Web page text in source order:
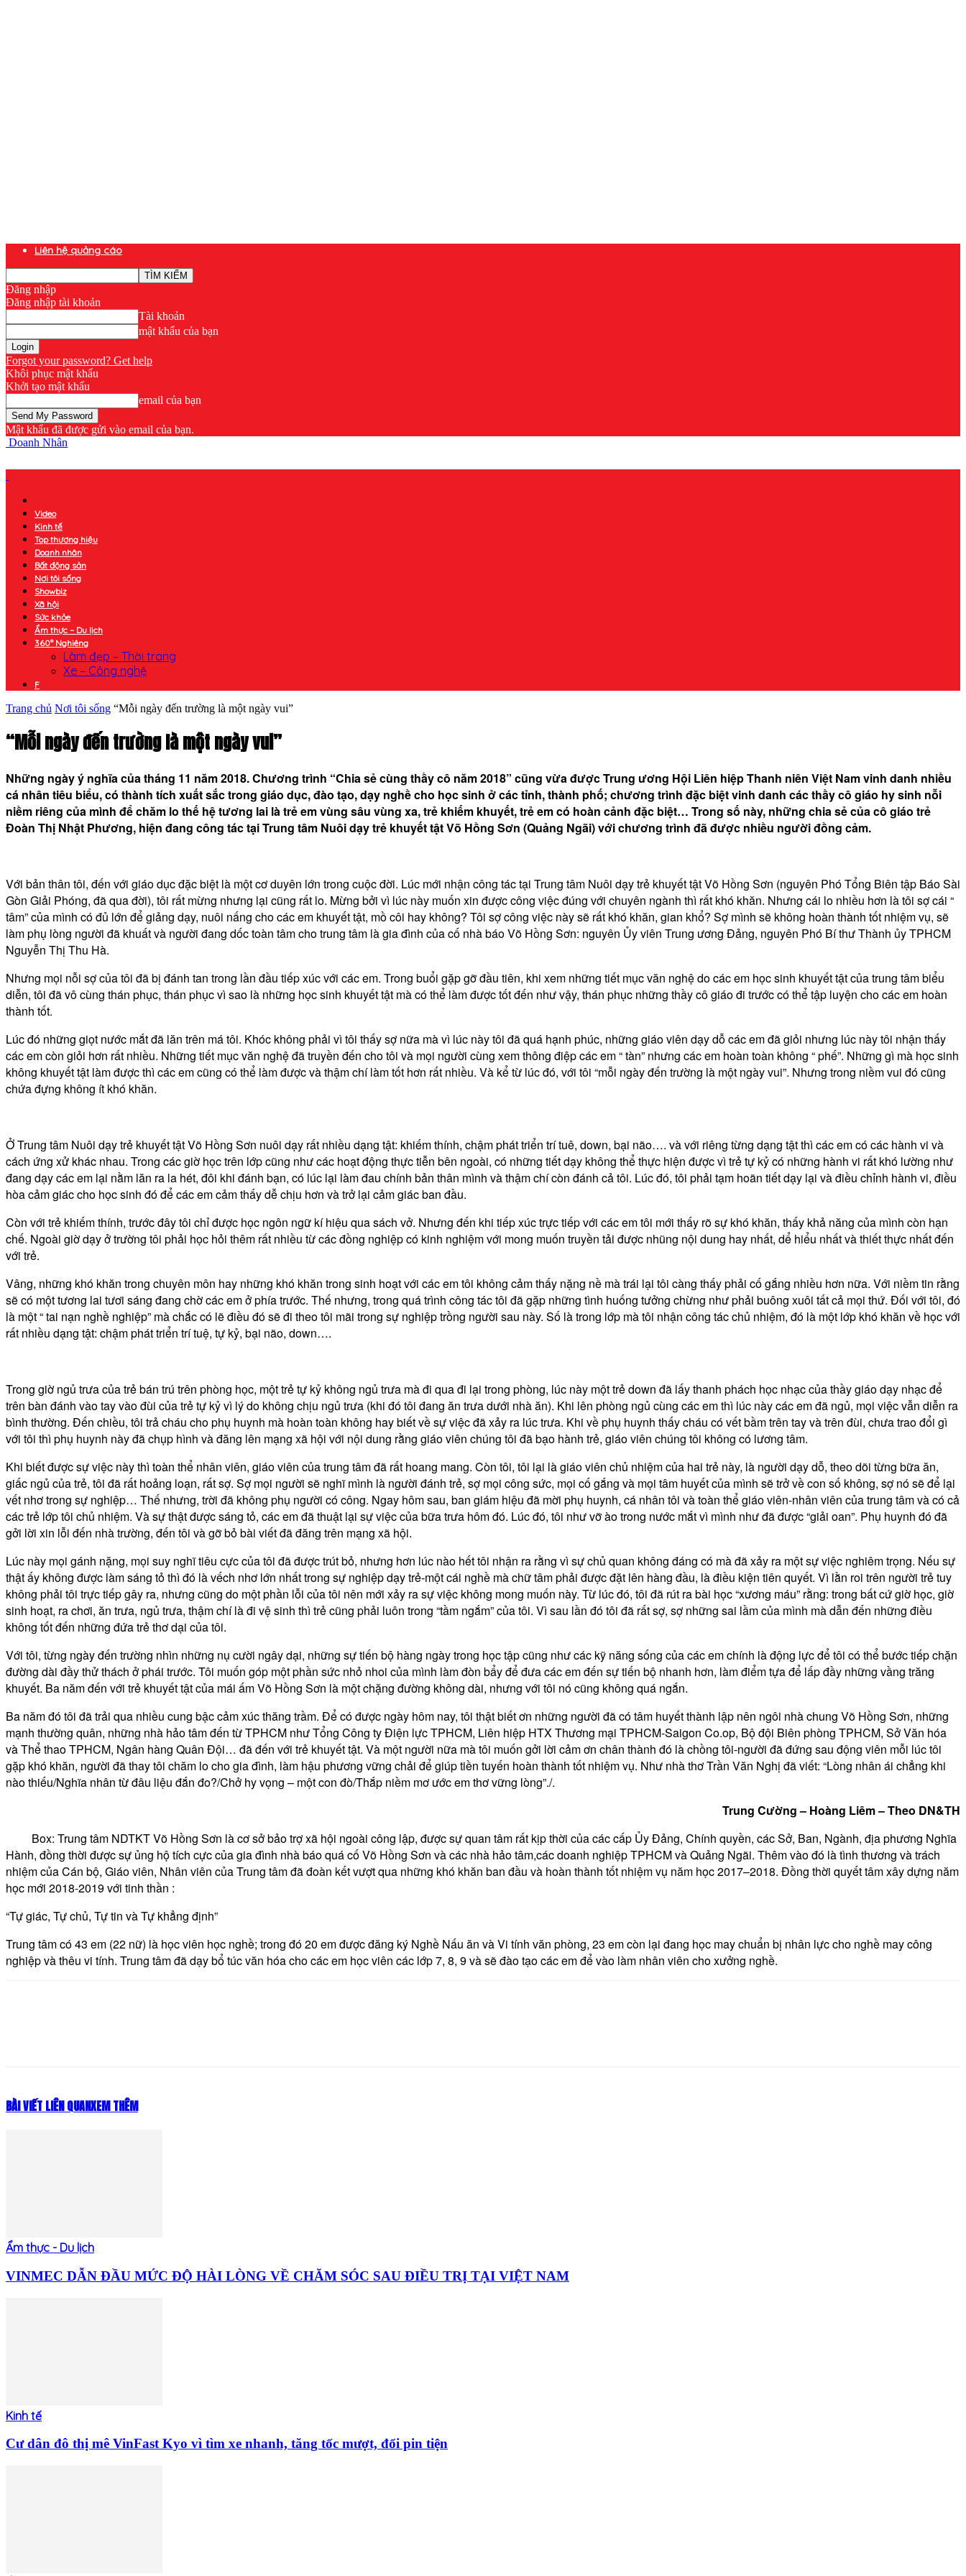
Liên hệ quảng cáo
Đăng nhập
Đăng nhập tài khoản
Tài khoản
mật khẩu của bạn
Forgot your password? Get help
Khôi phục mật khẩu
Khởi tạo mật khẩu
email của bạn
Mật khẩu đã được gửi vào email của bạn.
Doanh Nhân
Video
Kinh tế
Top thương hiệu
Doanh nhân
Bất động sản
Nơi tôi sống
Showbiz
Xã hội
Sức khỏe
Ẩm thực – Du lịch
360° Nghiêng
Làm đẹp – Thời trang
Xe – Công nghệ
F
Trang chủ Nơi tôi sống “Mỗi ngày đến trường là một ngày vui”
“Mỗi ngày đến trường là một ngày vui”
Những ngày ý nghĩa của tháng 11 năm 2018. Chương trình “Chia sẻ cùng thầy cô năm 2018” cũng vừa được Trung ương Hội Liên hiệp Thanh niên Việt Nam vinh danh nhiều
cá nhân tiêu biểu, có thành tích xuất sắc trong giáo dục, đào tạo, dạy nghề cho học sinh ở các tỉnh, thành phố; chương trình đặc biệt vinh danh các thầy cô giáo hy sinh nỗi
niềm riêng của mình để chăm lo thế hệ tương lai là trẻ em vùng sâu vùng xa, trẻ khiếm khuyết, trẻ em có hoàn cảnh đặc biệt… Trong số này, những chia sẻ của cô giáo trẻ
Đoàn Thị Nhật Phương, hiện đang công tác tại Trung tâm Nuôi dạy trẻ khuyết tật Võ Hồng Sơn (Quảng Ngãi) với chương trình đã được nhiều người đồng cảm.
Với bản thân tôi, đến với giáo dục đặc biệt là một cơ duyên lớn trong cuộc đời. Lúc mới nhận công tác tại Trung tâm Nuôi dạy trẻ khuyết tật Võ Hồng Sơn (nguyên Phó Tổng Biên tập Báo Sài
Gòn Giải Phóng, đã qua đời), tôi rất mừng nhưng lại cũng rất lo. Mừng bởi vì lúc này muốn xin được công việc đúng với chuyên ngành thì rất khó khăn. Nhưng cái lo nhiều hơn là tôi sợ cái “
tâm” của mình có đủ lớn để giảng dạy, nuôi nấng cho các em khuyết tật, mồ côi hay không? Tôi sợ công việc này sẽ rất khó khăn, gian khổ? Sợ mình sẽ không hoàn thành tốt nhiệm vụ, sẽ
làm phụ lòng người đã khuất và người đang dốc toàn tâm cho trung tâm là gia đình của cố nhà báo Võ Hồng Sơn: nguyên Ủy viên Trung ương Đảng, nguyên Phó Bí thư Thành ủy TPHCM
Nguyễn Thị Thu Hà.
Nhưng mọi nỗi sợ của tôi đã bị đánh tan trong lần đầu tiếp xúc với các em. Trong buổi gặp gỡ đầu tiên, khi xem những tiết mục văn nghệ do các em học sinh khuyết tật của trung tâm biểu
diễn, tôi đã vô cùng thán phục, thán phục vì sao là những học sinh khuyết tật mà có thể làm được tốt đến như vậy, thán phục những thầy cô giáo đi trước có thể tập luyện cho các em hoàn
thành tốt.
Lúc đó những giọt nước mắt đã lăn trên má tôi. Khóc không phải vì tôi thấy sợ nữa mà vì lúc này tôi đã quá hạnh phúc, những giáo viên dạy dỗ các em đã giỏi nhưng lúc này tôi nhận thấy
các em còn giỏi hơn rất nhiều. Những tiết mục văn nghệ đã truyền đến cho tôi và mọi người cùng xem thông điệp các em “ tàn” nhưng các em hoàn toàn không “ phế”. Những gì mà học sinh
không khuyết tật làm được thì các em cũng có thể làm được và thậm chí làm tốt hơn rất nhiều. Và kể từ lúc đó, với tôi “mỗi ngày đến trường là một ngày vui”. Nhưng trong niềm vui đó cũng
chứa đựng không ít khó khăn.
Ở Trung tâm Nuôi dạy trẻ khuyết tật Võ Hồng Sơn nuôi dạy rất nhiều dạng tật: khiếm thính, chậm phát triển trí tuê, down, bại não…. và với riêng từng dạng tật thì các em có các hành vi và
cách ứng xử khác nhau. Trong các giờ học trên lớp cũng như các hoạt động thực tiễn bên ngoài, có những tiết dạy không thể thực hiện được vì trẻ tự kỷ có những hành vi rất khó lường như
đang dạy các em lại nằm lăn ra la hét, đôi khi đánh bạn, có lúc lại làm đau chính bản thân mình và thậm chí còn đánh cả tôi. Lúc đó, tôi phải tạm hoãn tiết dạy lại và điều chỉnh hành vi, điều
hòa cảm giác cho học sinh đó để các em cảm thấy dễ chịu hơn và trở lại cảm giác ban đầu.
Còn với trẻ khiếm thính, trước đây tôi chỉ được học ngôn ngữ kí hiệu qua sách vở. Nhưng đến khi tiếp xúc trực tiếp với các em tôi mới thấy rõ sự khó khăn, thấy khả năng của mình còn hạn
chế. Ngoài giờ dạy ở trường tôi phải học hỏi thêm rất nhiều từ các đồng nghiệp có kinh nghiệm với mong muốn truyền tải được nhũng nội dung hay nhất, dể hiểu nhất và thiết thực nhất đến
với trẻ.
Vâng, những khó khăn trong chuyên môn hay những khó khăn trong sinh hoạt với các em tôi không cảm thấy nặng nề mà trái lại tôi càng thấy phải cố gắng nhiều hơn nữa. Với niềm tin rằng
sẽ có một tương lai tươi sáng đang chờ các em ở phía trước. Thế nhưng, trong quá trình công tác tôi đã gặp những tình huống tưởng chừng như phải buông xuôi tất cả mọi thứ. Đối với tôi, đó
là một “ tai nạn nghề nghiệp” mà chắc có lẽ điều đó sẽ đi theo tôi mãi trong sự nghiệp trồng người sau này. Số là trong lớp mà tôi nhận công tác chủ nhiệm, đó là một lớp khó khăn về học với
rất nhiều dạng tật: chậm phát triển trí tuệ, tự kỷ, bại não, down….
Trong giờ ngủ trưa của trẻ bán trú trên phòng học, một trẻ tự kỷ không ngủ trưa mà đi qua đi lại trong phòng, lúc này một trẻ down đã lấy thanh phách học nhạc của thầy giáo dạy nhạc để
trên bàn đánh vào tay vào đùi của trẻ tự kỷ vì lý do không chịu ngủ trưa (khi đó tôi đang ăn trưa dưới nhà ăn). Khi lên phòng ngủ cùng các em thì lúc này các em đã ngủ, mọi việc vẫn diễn ra
bình thường. Đến chiều, tôi trả cháu cho phụ huynh mà hoàn toàn không hay biết về sự việc đã xảy ra lúc trưa. Khi về phụ huynh thấy cháu có vết bầm trên tay và trên đùi, chưa trao đổi gì
với tôi thì phụ huynh này đã chụp hình và đăng lên mạng xã hội với nội dung rằng giáo viên chúng tôi đã bạo hành trẻ, giáo viên chúng tôi không có lương tâm.
Khi biết được sự việc này thì toàn thể nhân viên, giáo viên của trung tâm đã rất hoang mang. Còn tôi, tôi lại là giáo viên chủ nhiệm của hai trẻ này, là người dạy dỗ, theo dõi từng bữa ăn,
giấc ngủ của trẻ, tôi đã rất hoảng loạn, rất sợ. Sợ mọi người sẽ nghĩ mình là người đánh trẻ, sợ mọi công sức, mọi cố gắng và mọi tâm huyết của mình sẽ trở về con số không, sợ nó sẽ để lại
vết nhơ trong sự nghiệp… Thế nhưng, trời đã không phụ người có công. Ngay hôm sau, ban giám hiệu đã mời phụ huynh, cá nhân tôi và toàn thể giáo viên-nhân viên của trung tâm và có cả
các trẻ lớp tôi chủ nhiệm. Và sự thật được sáng tỏ, các em đã thuật lại sự việc của bữa trưa hôm đó. Lúc đó, tôi như vỡ ào trong nước mắt vì mình như đã được “giải oan”. Phụ huynh đó đã
gởi lời xin lỗi đến nhà trường, đến tôi và gỡ bỏ bài viết đã đăng trên mạng xã hội.
Lúc này mọi gánh nặng, mọi suy nghĩ tiêu cực của tôi đã được trút bỏ, nhưng hơn lúc nào hết tôi nhận ra rằng vì sự chủ quan không đáng có mà đã xảy ra một sự việc nghiêm trọng. Nếu sự
thật ấy không được làm sáng tỏ thì đó là vếch nhơ lớn nhất trong sự nghiệp dạy trẻ-một cái nghề mà chữ tâm phải được đặt lên hàng đầu, là điều kiện tiên quyết. Vì lằn roi trên người trẻ tuy
không phải tôi trực tiếp gây ra, nhưng cũng do một phần lỗi của tôi nên mới xảy ra sự việc không mong muốn này. Từ lúc đó, tôi đã rút ra bài học “xương máu” rằng: trong bất cứ giờ học, giờ
sinh hoạt, ra chơi, ăn trưa, ngủ trưa, thậm chí là đi vệ sinh thì trẻ cũng phải luôn trong “tầm ngắm” của tôi. Vì sau lần đó tôi đã rất sợ, sợ những sai lầm của mình mà dẫn đến những điều
không tốt đến những đứa trẻ thơ dại của tôi.
Với tôi, từng ngày đến trường nhìn những nụ cười ngây dại, những sự tiến bộ hàng ngày trong học tập cũng như các kỹ năng sống của các em chính là động lực để tôi có thể bước tiếp chặn
đường dài đầy thử thách ở phái trước. Tôi muốn góp một phần sức nhỏ nhoi của mình làm đòn bẩy để đưa các em đến sự tiến bộ nhanh hơn, làm điểm tựa để lấp đầy những vầng trăng
khuyết. Ba năm đến với trẻ khuyết tật của mái ấm Võ Hồng Sơn là một chặng đường không dài, nhưng với tôi nó cũng không quá ngắn.
Ba năm đó tôi đã trải qua nhiều cung bậc cảm xúc thăng trầm. Để có được ngày hôm nay, tôi thật biết ơn những người đã có tâm huyết thành lập nên ngôi nhà chung Võ Hồng Sơn, những
mạnh thường quân, những nhà hảo tâm đến từ TPHCM như Tổng Công ty Điện lực TPHCM, Liên hiệp HTX Thương mại TPHCM-Saigon Co.op, Bộ đội Biên phòng TPHCM, Sở Văn hóa
và Thể thao TPHCM, Ngân hàng Quân Đội… đã đến với trẻ khuyết tật. Và một người nữa mà tôi muốn gởi lời cảm ơn chân thành đó là chồng tôi-người đã đứng sau động viên mỗi lúc tôi
gặp khó khăn, người đã thay tôi chăm lo cho gia đình, làm hậu phương vững chải để giúp tiền tuyến hoàn thành tốt nhiệm vụ. Như nhà thơ Trần Văn Nghị đã viết: “Lòng nhân ái chẳng khi
nào thiếu/Nghĩa nhân từ đâu liệu đắn đo?/Chở hy vọng – một con đò/Thắp niềm mơ ước em thơ vững lòng”./.
Trung Cường – Hoàng Liêm – Theo DN&TH
Box: Trung tâm NDTKT Võ Hồng Sơn là cơ sở bảo trợ xã hội ngoài công lập, được sự quan tâm rất kịp thời của các cấp Ủy Đảng, Chính quyền, các Sở, Ban, Ngành, địa phương Nghĩa
Hành, đồng thời được sự ủng hộ tích cực của gia đình nhà báo quá cố Võ Hồng Sơn và các nhà hảo tâm,các doanh nghiệp TPHCM và Quảng Ngãi. Thêm vào đó là tình thương và trách
nhiệm của Cán bộ, Giáo viên, Nhân viên của Trung tâm đã đoàn kết vượt qua những khó khăn ban đầu và hoàn thành tốt nhiệm vụ năm học 2017–2018. Đồng thời quyết tâm xây dựng năm
học mới 2018-2019 với tinh thần :
“Tự giác, Tự chủ, Tự tin và Tự khẳng định”
Trung tâm có 43 em (22 nữ) là học viên học nghề; trong đó 20 em được đăng ký Nghề Nấu ăn và Vi tính văn phòng, 23 em còn lại đang học may chuẩn bị nhân lực cho nghề may công
nghiệp và thêu vi tính. Trung tâm đã dạy bổ túc văn hóa cho các em học viên các lớp 7, 8, 9 và sẽ đào tạo các em để vào làm nhân viên cho xưởng nghề.
BÀI VIẾT LIÊN QUANXEM THÊM
Ẩm thực - Du lịch
VINMEC DẪN ĐẦU MỨC ĐỘ HÀI LÒNG VỀ CHĂM SÓC SAU ĐIỀU TRỊ TẠI VIỆT NAM
Kinh tế
Cư dân đô thị mê VinFast Kyo vì tìm xe nhanh, tăng tốc mượt, đổi pin tiện